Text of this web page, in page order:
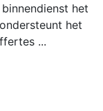
het
het
...